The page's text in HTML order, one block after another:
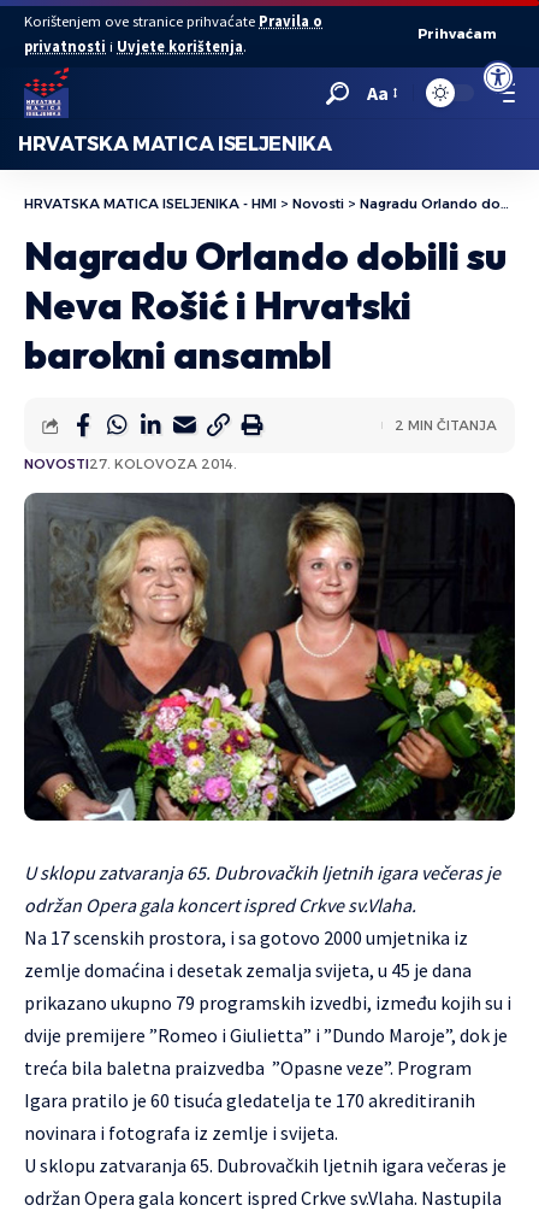
Open
Korištenjem ove stranice prihvaćate Pravila o
privatnosti i Uvjete korištenja.
Prihvaćam
Aa
HRVATSKA MATICA ISELJENIKA
HRVATSKA MATICA ISELJENIKA - HMI > Novosti > Nagradu Orlando dobili su Neva Rošić i Hrvatski barokni ansambl
Nagradu Orlando dobili su
Neva Rošić i Hrvatski
barokni ansambl
NOVOSTI27. KOLOVOZA 2014.
2 MIN ČITANJA
U sklopu zatvaranja 65. Dubrovačkih ljetnih igara večeras je
održan Opera gala koncert ispred Crkve sv.Vlaha.
Na 17 scenskih prostora, i sa gotovo 2000 umjetnika iz
zemlje domaćina i desetak zemalja svijeta, u 45 je dana
prikazano ukupno 79 programskih izvedbi, između kojih su i
dvije premijere ”Romeo i Giulietta” i ”Dundo Maroje”, dok je
treća bila baletna praizvedba ”Opasne veze”. Program
Igara pratilo je 60 tisuća gledatelja te 170 akreditiranih
novinara i fotografa iz zemlje i svijeta.
U sklopu zatvaranja 65. Dubrovačkih ljetnih igara večeras je
održan Opera gala koncert ispred Crkve sv.Vlaha. Nastupila